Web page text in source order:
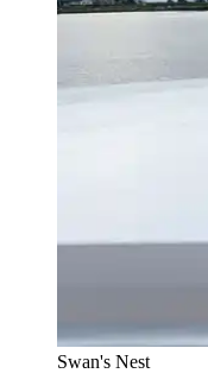
Swan's Nest